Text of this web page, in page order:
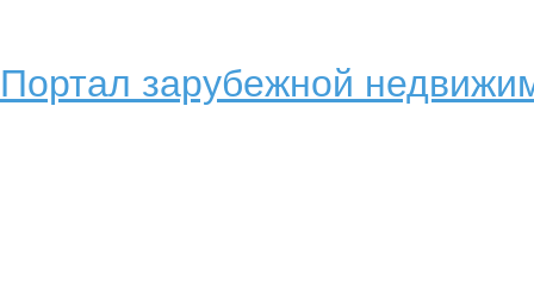
Портал зарубежной